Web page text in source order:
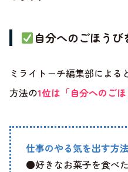
自分へのごほうび
ミライトーチ編集部による
方法の1位は「自分へのごほ
仕事のやる気を出す方
●好きなお菓子を食べ